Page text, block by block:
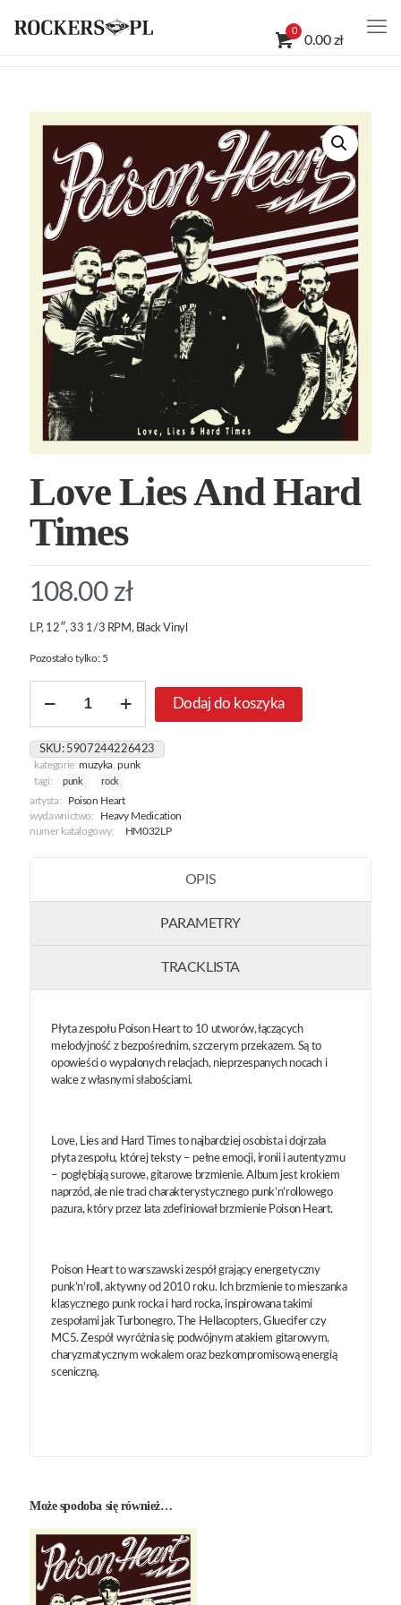
0
0.00 zł
Love Lies And Hard
Times
108.00 zł
LP, 12″, 33 1/3 RPM, Black Vinyl
Pozostało tylko: 5
Love
And
Hard
Times
Dodaj do koszyka
SKU: 5907244226423
kategorie:muzyka,punk
tagi:
punk rock
artysta:
Poison Heart
wydawnictwo:
Heavy Medication
numer katalogowy:
HM032LP
OPIS
PARAMETRY
TRACKLISTA
Płyta zespołu Poison Heart to 10 utworów, łączących
melodyjność z bezpośrednim, szczerym przekazem. Są to
opowieści o wypalonych relacjach, nieprzespanych nocach i
walce z własnymi słabościami.
Love, Lies and Hard Times to najbardziej osobista i dojrzała
płyta zespołu, której teksty – pełne emocji, ironii i autentyzmu
– pogłębiają surowe, gitarowe brzmienie. Album jest krokiem
naprzód, ale nie traci charakterystycznego punk’n’rollowego
pazura, który przez lata zdefiniował brzmienie Poison Heart.
Poison Heart to warszawski zespół grający energetyczny
punk’n’roll, aktywny od 2010 roku. Ich brzmienie to mieszanka
klasycznego punk rocka i hard rocka, inspirowana takimi
zespołami jak Turbonegro, The Hellacopters, Gluecifer czy
MC5. Zespół wyróżnia się podwójnym atakiem gitarowym,
charyzmatycznym wokalem oraz bezkompromisową energią
sceniczną.
Może spodoba się również…